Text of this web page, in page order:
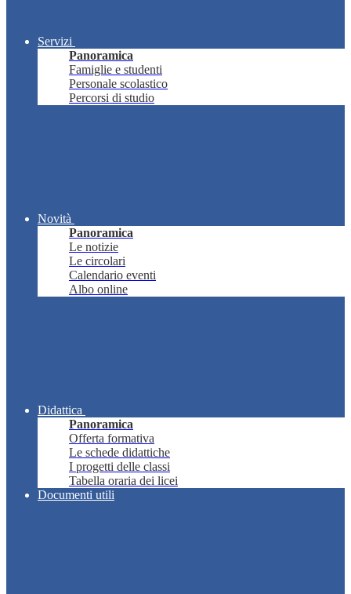
Servizi
Panoramica
Famiglie e studenti
Personale scolastico
Percorsi di studio
Novità
Panoramica
Le notizie
Le circolari
Calendario eventi
Albo online
Didattica
Panoramica
Offerta formativa
Le schede didattiche
I progetti delle classi
Tabella oraria dei licei
Documenti utili